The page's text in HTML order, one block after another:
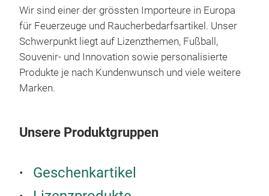
Wir sind einer der grössten Importeure in Europa
für Feuerzeuge und Raucherbedarfsartikel. Unser
Schwerpunkt liegt auf Lizenzthemen, Fußball,
Souvenir- und Innovation sowie personalisierte
Produkte je nach Kundenwunsch und viele weitere
Marken.
Unsere Produktgruppen
Geschenkartikel